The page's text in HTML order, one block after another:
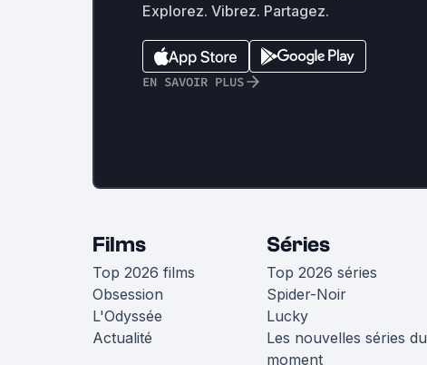
Explorez. Vibrez. Partagez.
EN SAVOIR PLUS
Films
Top 2026 films
Obsession
L'Odyssée
Actualité
Séries
Top 2026 séries
Spider-Noir
Lucky
Les nouvelles séries du
moment